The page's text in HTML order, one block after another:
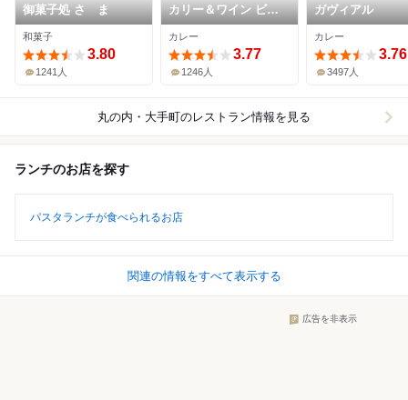
御菓子処 さゝま
和菓子
3.80
1241人
カリー＆ワイン ビス
トロべっぴん舎 お茶
の水店
カレー
3.77
1246人
ガヴィアル
カレー
3.76
3497人
丸の内・大手町のレストラン情報を見る
ランチのお店を探す
パスタランチが食べられるお店
関連の情報をすべて表示する
広告を非表示